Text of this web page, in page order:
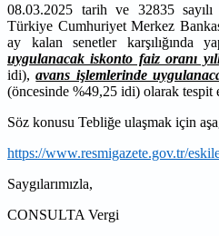
08.03.2025 tarih ve 32835 sayılı
Türkiye Cumhuriyet Merkez
ay kalan senetler karşılığında
uygulanacak iskonto faiz oranı
idi),avans işlemlerinde
(öncesinde %49,25 idi) olarak tespit
Söz konusu Tebliğe ulaşmak için
https://www.resmigazete.gov.tr/
Saygılarımızla,
CONSULTA Vergi